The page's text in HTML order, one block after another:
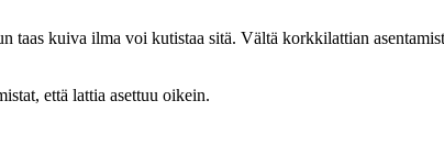
taas kuiva ilma voi kutistaa sitä. Vältä korkkilattian
että lattia asettuu oikein.